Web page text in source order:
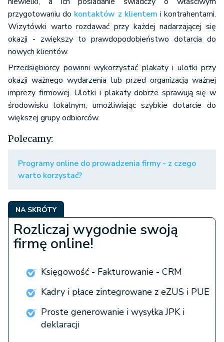
przygotowaniu do kontaktów z klientem i kontrahentami.
Wizytówki warto rozdawać przy każdej nadarzającej się
okazji - zwiększy to prawdopodobieństwo dotarcia do
nowych klientów.
Przedsiębiorcy powinni wykorzystać plakaty i ulotki przy
okazji ważnego wydarzenia lub przed organizacją ważnej
imprezy firmowej. Ulotki i plakaty dobrze sprawują się w
środowisku lokalnym, umożliwiając szybkie dotarcie do
większej grupy odbiorców.
Polecamy:
Programy online do prowadzenia firmy - z czego
warto korzystać?
NA SKRÓTY
Rozliczaj wygodnie swoją
firmę online!
Księgowość - Fakturowanie - CRM
Kadry i płace zintegrowane z eZUS i PUE
Proste generowanie i wysyłka JPK i
deklaracji